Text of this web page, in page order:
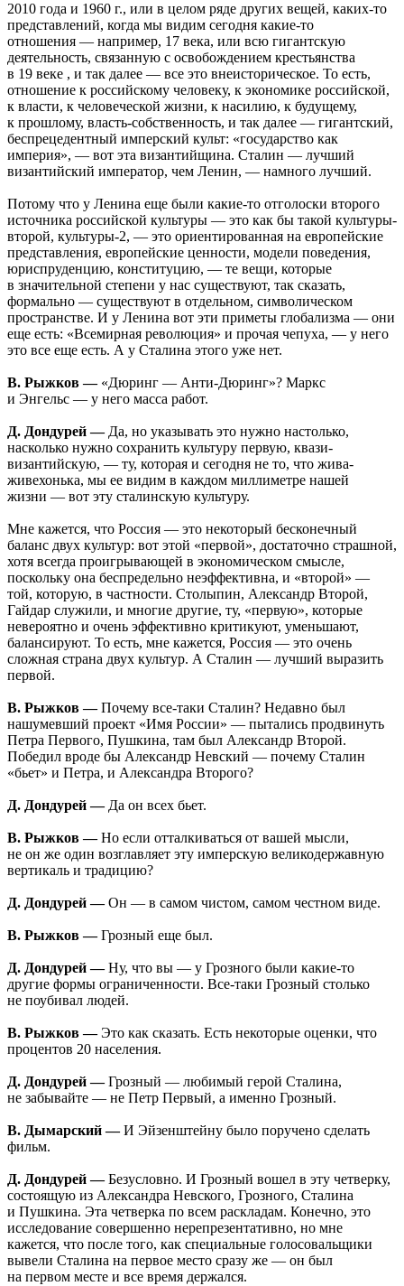
2010 года и 1960 г., или в целом ряде других вещей, каких-то
представлений, когда мы видим сегодня какие-то
отношения — например, 17 века, или всю гигантскую
деятельность, связанную с освобождением крестьянства
в 19 веке , и так далее — все это внеисторическое. То есть,
отношение к российскому человеку, к экономике российской,
к власти, к человеческой жизни, к насилию, к будущему,
к прошлому, власть-собственность, и так далее — гигантский,
беспрецедентный имперский культ: «государство как
империя», — вот эта византийщина. Сталин — лучший
византийский император, чем Ленин, — намного лучший.
Потому что у Ленина еще были какие-то отголоски второго
источника российской культуры — это как бы такой культуры-
второй, культуры-2, — это ориентированная на европейские
представления, европейские ценности, модели поведения,
юриспруденцию, конституцию, — те вещи, которые
в значительной степени у нас существуют, так сказать,
формально — существуют в отдельном, символическом
пространстве. И у Ленина вот эти приметы глобализма — они
еще есть: «Всемирная революция» и прочая чепуха, — у него
это все еще есть. А у Сталина этого уже нет.
В. Рыжков —«Дюринг — Анти-Дюринг»? Маркс
и Энгельс — у него масса работ.
Д. Дондурей —Да, но указывать это нужно настолько,
насколько нужно сохранить культуру первую, квази-
византийскую, — ту, которая и сегодня не то, что жива-
живехонька, мы ее видим в каждом миллиметре нашей
жизни — вот эту сталинскую культуру.
Мне кажется, что Россия — это некоторый бесконечный
баланс двух культур: вот этой «первой», достаточно страшной,
хотя всегда проигрывающей в экономическом смысле,
поскольку она беспредельно неэффективна, и «второй» —
той, которую, в частности. Столыпин, Александр Второй,
Гайдар служили, и многие другие, ту, «первую», которые
невероятно и очень эффективно критикуют, уменьшают,
балансируют. То есть, мне кажется, Россия — это очень
сложная страна двух культур. А Сталин — лучший выразить
первой.
В. Рыжков —Почему все-таки Сталин? Недавно был
нашумевший проект «Имя России» — пытались продвинуть
Петра Первого, Пушкина, там был Александр Второй.
Победил вроде бы Александр Невский — почему Сталин
«бьет» и Петра, и Александра Второго?
Д. Дондурей —Да он всех бьет.
В. Рыжков —Но если отталкиваться от вашей мысли,
не он же один возглавляет эту имперскую великодержавную
вертикаль и традицию?
Д. Дондурей —Он — в самом чистом, самом честном виде.
В. Рыжков —Грозный еще был.
Д. Дондурей —Ну, что вы — у Грозного были какие-то
другие формы ограниченности. Все-таки Грозный столько
не поубивал людей.
В. Рыжков —Это как сказать. Есть некоторые оценки, что
процентов 20 населения.
Д. Дондурей —Грозный — любимый герой Сталина,
не забывайте — не Петр Первый, а именно Грозный.
В. Дымарский —И Эйзенштейну было поручено сделать
фильм.
Д. Дондурей —Безусловно. И Грозный вошел в эту четверку,
состоящую из Александра Невского, Грозного, Сталина
и Пушкина. Эта четверка по всем раскладам. Конечно, это
исследование совершенно нерепрезентативно, но мне
кажется, что после того, как специальные голосовальщики
вывели Сталина на первое место сразу же — он был
на первом месте и все время держался.